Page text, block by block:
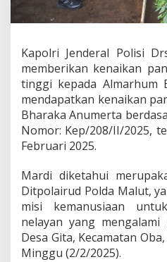
a
n
a
t
L
a
r
B
a
A
u
m
e
Kapolri Jenderal Polisi
memberikan kenaikan
tinggi kepada Almarhum
mendapatkan kenaikan
Bharaka Anumerta
Nomor: Kep/208/II/2025,
Februari 2025.
Mardi diketahui
Ditpolairud Polda Malut,
misi kemanusiaan
nelayan yang
Desa Gita, Kecamatan
Minggu (2/2/2025).